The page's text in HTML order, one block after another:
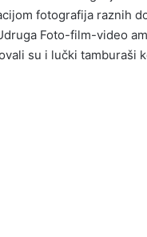
fotografija raznih
Foto-film-video
su i lučki tamburaši